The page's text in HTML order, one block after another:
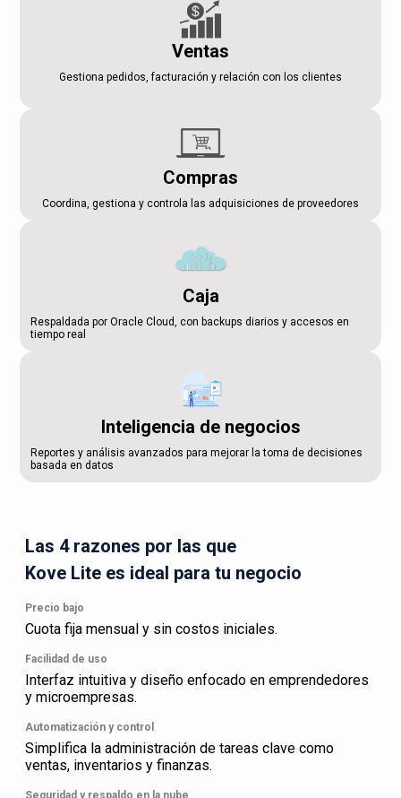
Ventas
Gestiona pedidos, facturación y relación con los clientes
Compras
Coordina, gestiona y controla las adquisiciones de proveedores
Caja
Respaldada por Oracle Cloud, con backups diarios y accesos en
tiempo real
Inteligencia de negocios
Reportes y análisis avanzados para mejorar la toma de decisiones
basada en datos
Las 4 razones por las que
Kove Lite es ideal para tu negocio
Precio bajo
Cuota fija mensual y sin costos iniciales.
Facilidad de uso
Interfaz intuitiva y diseño enfocado en emprendedores
y microempresas.
Automatización y control
Simplifica la administración de tareas clave como
ventas, inventarios y finanzas.
Seguridad y respaldo en la nube